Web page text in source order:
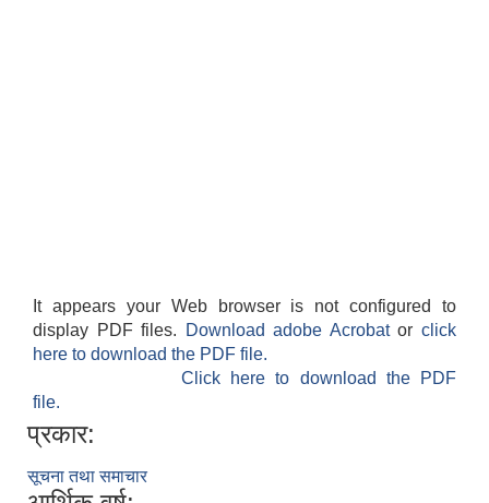
It appears your Web browser is not configured to
display PDF files.
Download adobe Acrobatorclick
here to download the PDF file.
Click here to download the PDF
file.
प्रकार:
सूचना तथा समाचार